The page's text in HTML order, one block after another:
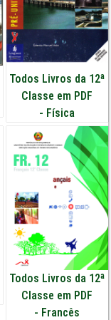
Todos Livros da 12ª
Classe em PDF
- Física
Todos Livros da 12ª
Classe em PDF
- Francês